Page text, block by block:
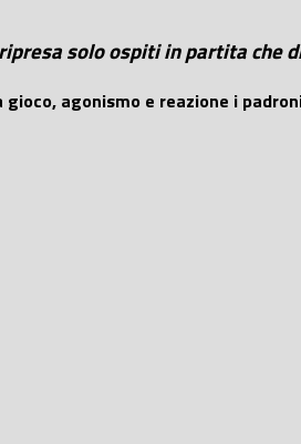
solo ospiti in partita che
agonismo e reazione i